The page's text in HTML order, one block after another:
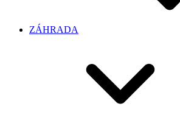
ZÁHRADA